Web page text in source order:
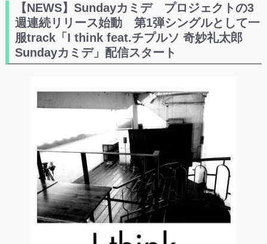
【NEWS】Sundayカミデ プロジェクトの3
週連続リリース始動 第1弾シングルとして一
服track「I think feat.チプルソ 奇妙礼太郎
Sundayカミデ」配信スタート